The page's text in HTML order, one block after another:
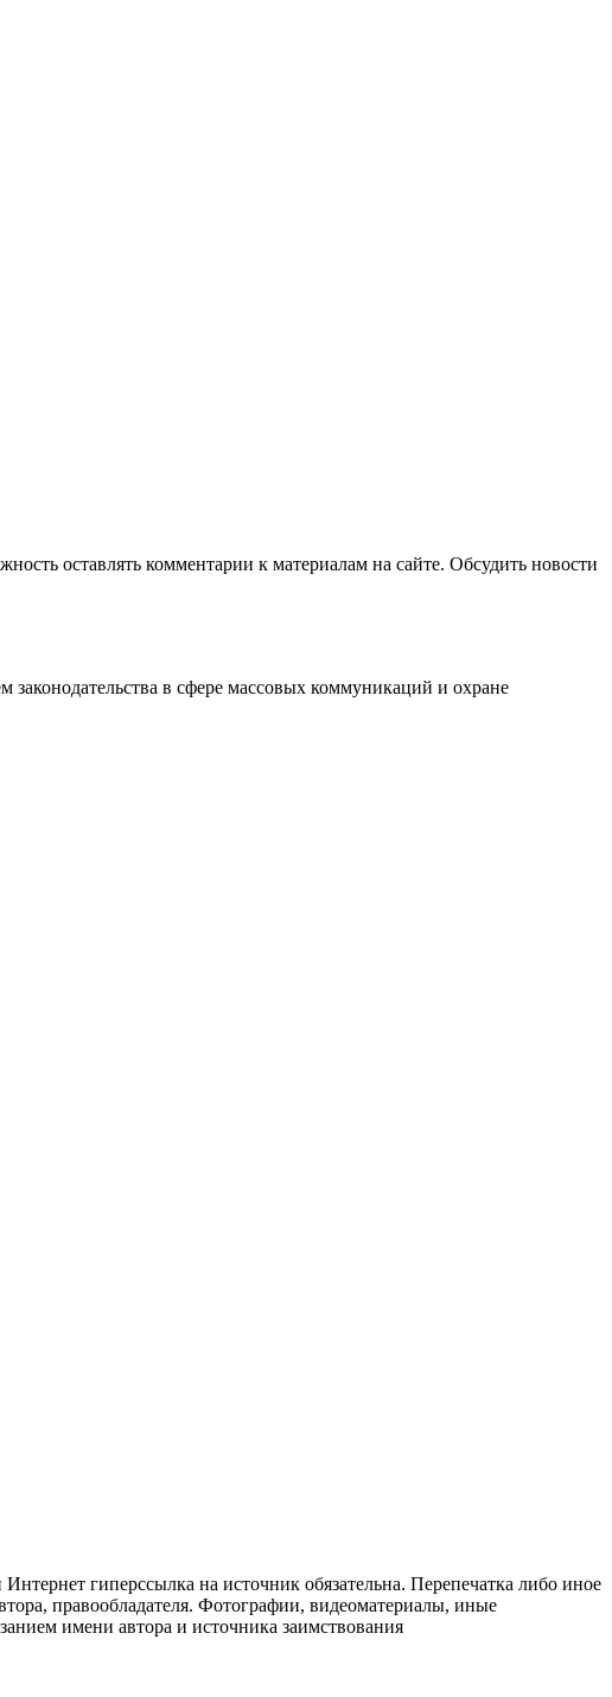
оставлять комментарии к материалам на сайте. Обсудить новости
в сфере массовых коммуникаций и охране
гиперссылка на источник обязательна. Перепечатка либо иное
правообладателя. Фотографии, видеоматериалы, иные
имени автора и источника заимствования